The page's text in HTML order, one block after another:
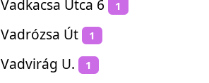
Vadkacsa Utca 6 1
Vadrózsa Út 1
Vadvirág U. 1